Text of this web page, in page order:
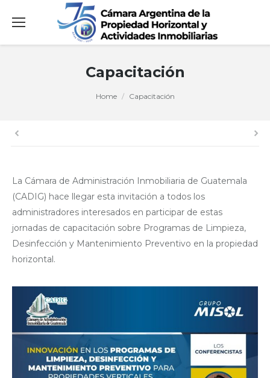
Capacitación
Home Capacitación
La Cámara de Administración Inmobiliaria de Guatemala
(CADIG) hace llegar esta invitación a todos los
administradores interesados en participar de estas
jornadas de capacitación sobre Programas de Limpieza,
Desinfección y Mantenimiento Preventivo en la propiedad
horizontal.